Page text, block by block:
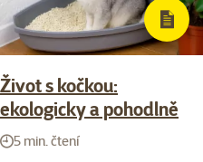
Život s kočkou:
ekologicky a pohodlně
5 min. čtení